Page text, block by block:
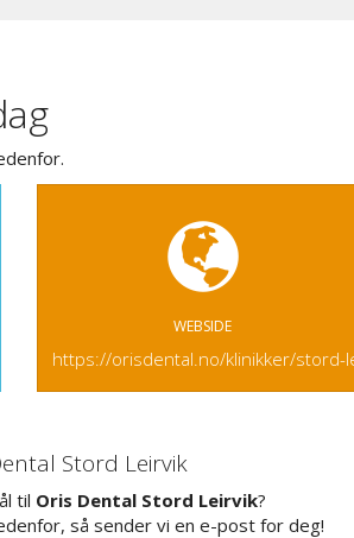
WEBSIDE
https://orisdental.no/klinikker/stord-
Stord Leirvik
til Oris Dental Stord Leirvik?
så sender vi en e-post for deg!